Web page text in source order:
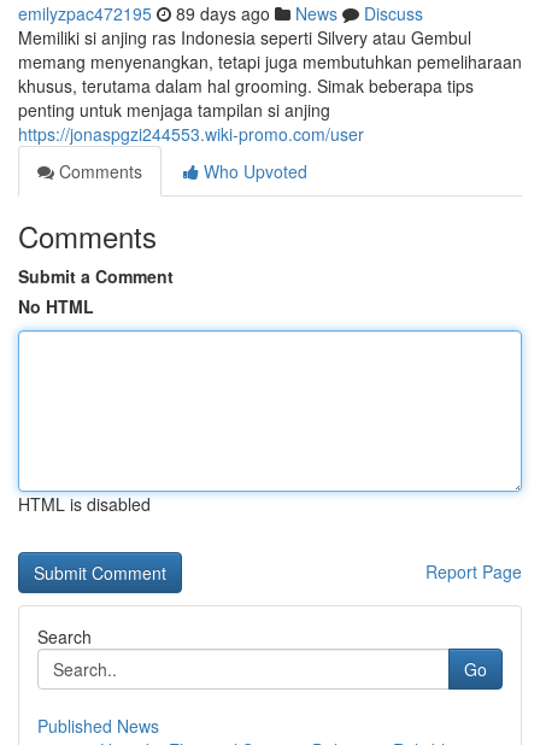
emilyzpac472195 89 days ago News
Discuss
Memiliki si anjing ras Indonesia seperti Silvery atau Gembul
memang menyenangkan, tetapi juga membutuhkan pemeliharaan
khusus, terutama dalam hal grooming. Simak beberapa tips
penting untuk menjaga tampilan si anjing
https://jonaspgzi244553.wiki-promo.com/user
Comments
Who Upvoted
Comments
Submit a Comment
No HTML
HTML is disabled
Report Page
Search
Go
Published News